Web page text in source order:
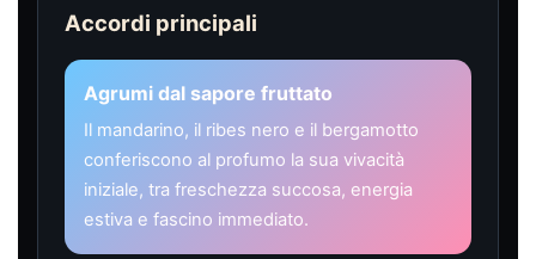
Accordi principali
Agrumi dal sapore fruttato
Il mandarino, il ribes nero e il bergamotto
conferiscono al profumo la sua vivacità
iniziale, tra freschezza succosa, energia
estiva e fascino immediato.